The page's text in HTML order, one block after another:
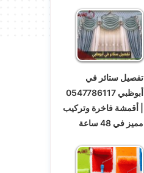
تفصيل ستائر في
أبوظبي 0547786117
| أقمشة فاخرة وتركيب
مميز في 48 ساعة